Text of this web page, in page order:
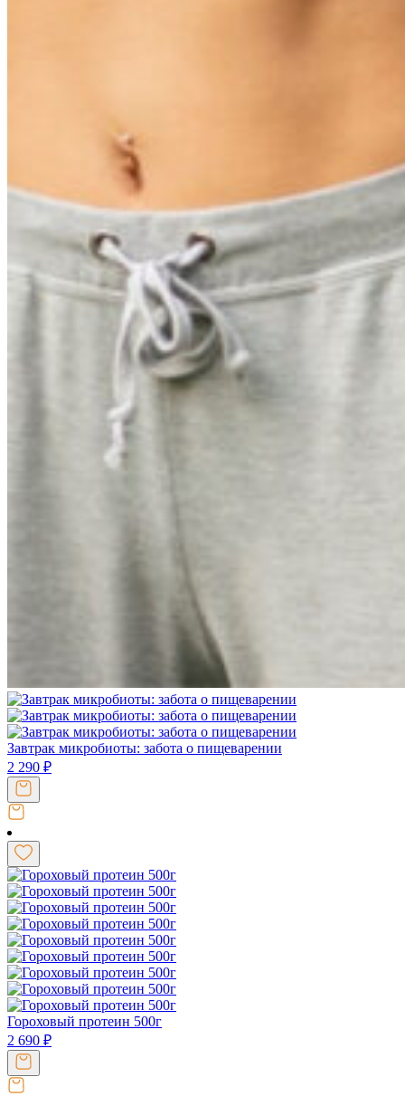
Завтрак микробиоты: забота о пищеварении
2 290 ₽
Гороховый протеин 500г
2 690 ₽